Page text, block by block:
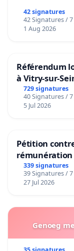
42 signatures
42 Signatures /
1 Aug 2026
Référendum
à Vitry-sur-
729 signatures
40 Signatures /
5 Jul 2026
Pétition
rémunération
granum basé
339 signatures
39 Signatures /
27 Jul 2026
Genoeg